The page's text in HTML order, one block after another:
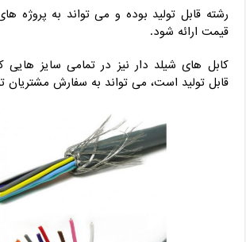
رشته قابل تولید بوده و می تواند به پروژه
قیمت ارائه شود.
کابل های شیلد دار نیز در تمامی سایز هایی
قابل تولید است، می تواند به سفارش مشتریان